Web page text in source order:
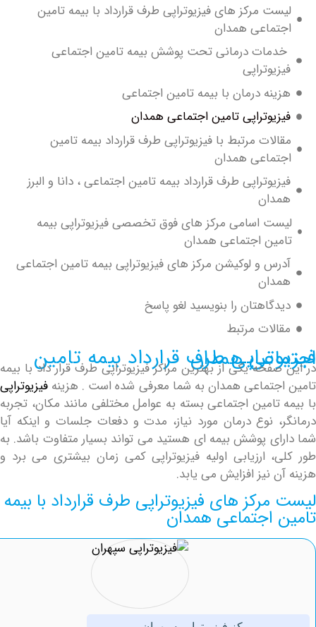
مرکز های فیزیوتراپی طرف قرارداد با بیمه تامین
همدان
درمانی تحت پوشش بیمه تامین اجتماعی
درمان با بیمه تامین اجتماعی
تامین اجتماعی همدان
مرتبط با فیزیوتراپی طرف قرارداد بیمه تامین
همدان
طرف قرارداد بیمه تامین اجتماعی ، دانا و البرز
اسامی مرکز های فوق تخصصی فیزیوتراپی بیمه
اجتماعی همدان
و لوکیشن مرکز های فیزیوتراپی بیمه تامین اجتماعی
را بنویسید لغو پاسخ
مرتبط
بیمه تامین اجتماعی همدان
یکی از بهترین مراکز فیزیوتراپی طرف قرار داد با بیمه
همدان به شما معرفی شده است . هزینه فیزیوتراپی
اجتماعی بسته به عوامل مختلفی مانند مکان، تجربه
نوع درمان مورد نیاز، مدت و دفعات جلسات و اینکه آیا
پوشش بیمه ای هستید می تواند بسیار متفاوت باشد. به
ارزیابی اولیه فیزیوتراپی کمی زمان بیشتری می برد و
نیز افزایش می یابد.
های فیزیوتراپی طرف قرارداد با بیمه
اجتماعی همدان